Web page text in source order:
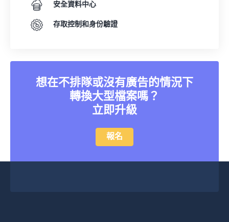
安全資料中心
存取控制和身份驗證
想在不排隊或沒有廣告的情況下
轉換大型檔案嗎？
立即升級
報名